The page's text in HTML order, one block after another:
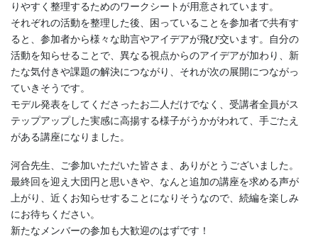
りやすく整理するためのワークシートが用意されています。
それぞれの活動を整理した後、困っていることを参加者で共有す
ると、参加者から様々な助言やアイデアが飛び交います。自分の
活動を知らせることで、異なる視点からのアイデアが加わり、新
たな気付きや課題の解決につながり、それが次の展開につながっ
ていきそうです。
モデル発表をしてくださったお二人だけでなく、受講者全員がス
テップアップした実感に高揚する様子がうかがわれて、手ごたえ
がある講座になりました。
河合先生、ご参加いただいた皆さま、ありがとうございました。
最終回を迎え大団円と思いきや、なんと追加の講座を求める声が
上がり、近くお知らせすることになりそうなので、続編を楽しみ
にお待ちください。
新たなメンバーの参加も大歓迎のはずです！